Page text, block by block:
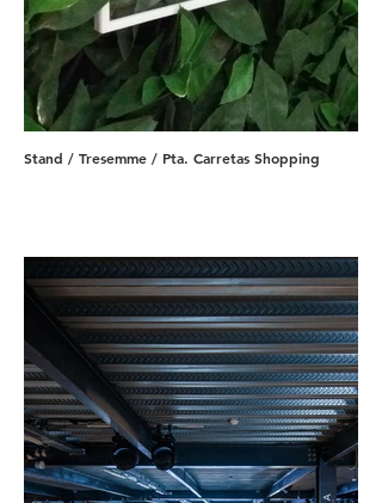
Stand / Tresemme / Pta. Carretas Shopping